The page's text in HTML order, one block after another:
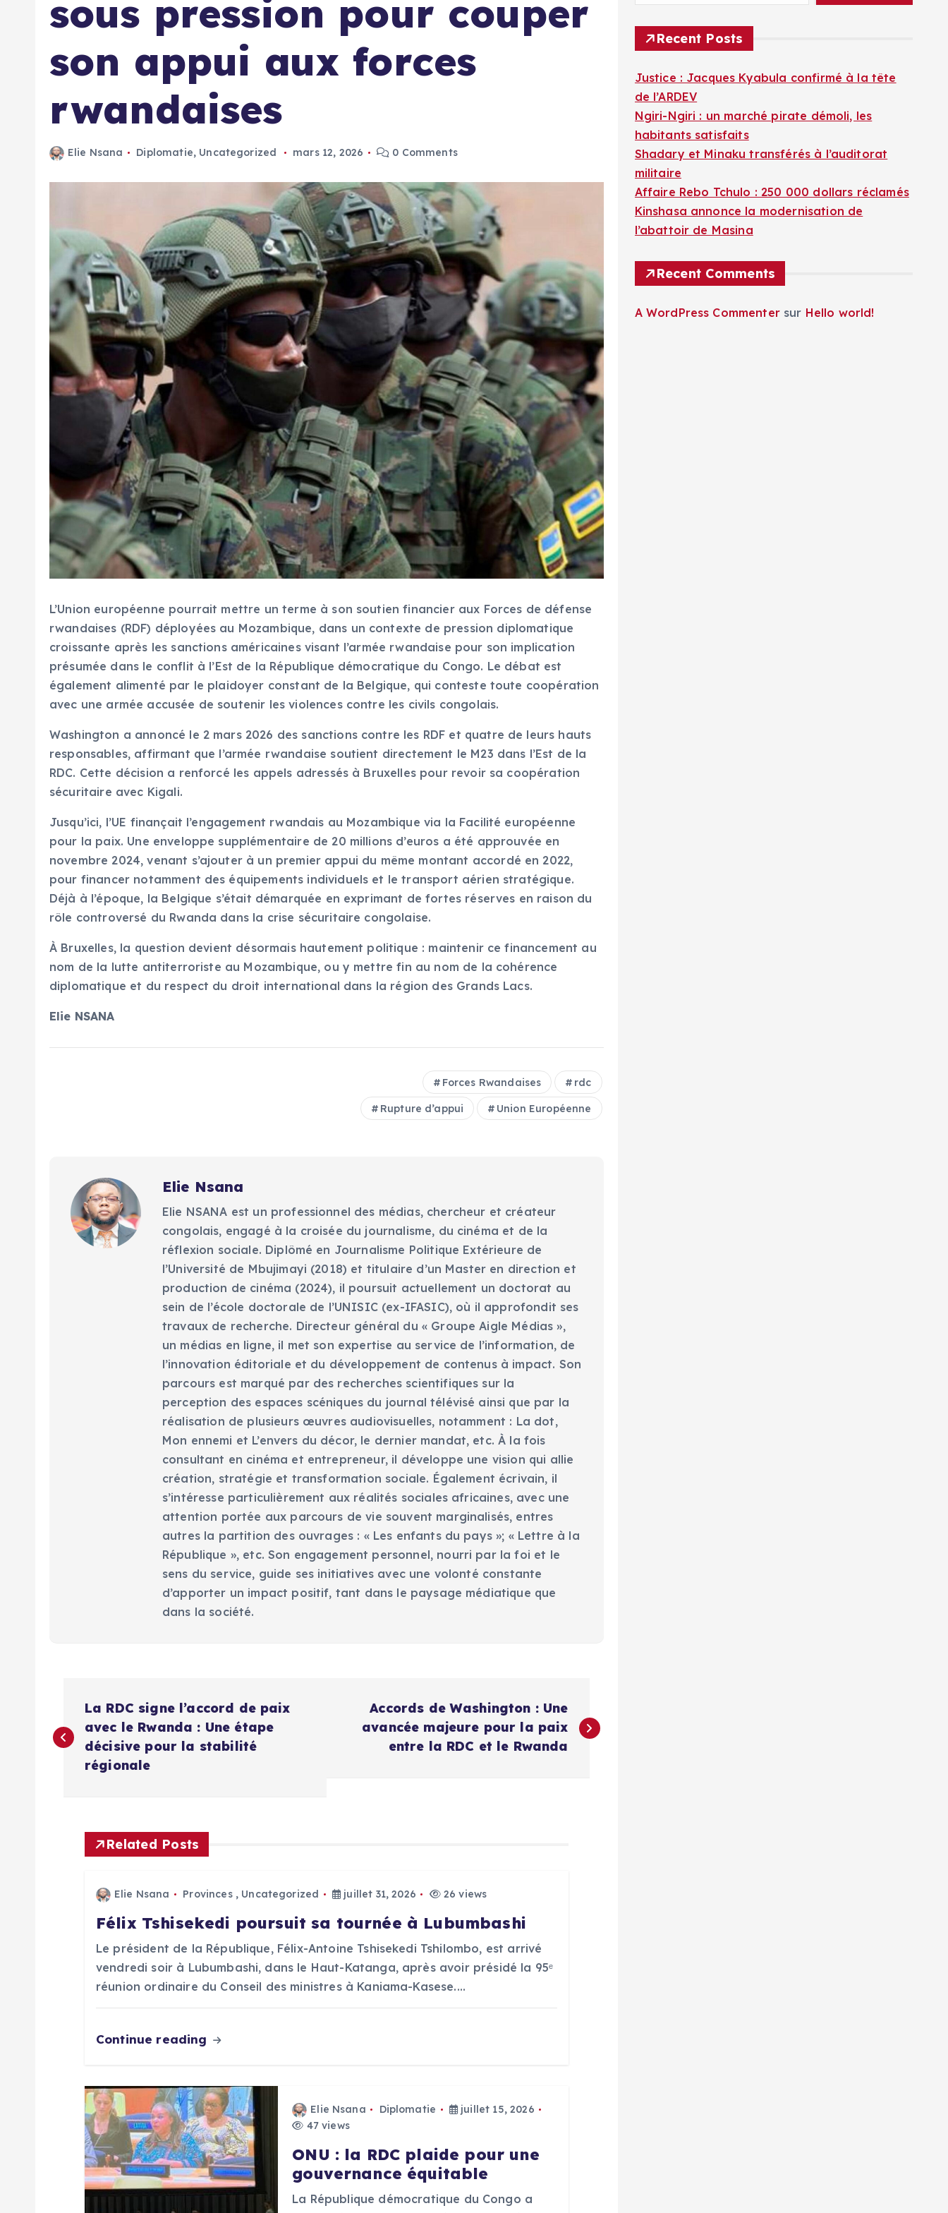
sous pression pour couper
son appui aux forces
rwandaises
Elie Nsana Diplomatie, Uncategorized mars 12, 2026 0 Comments
L’Union européenne pourrait mettre un terme à son soutien financier aux Forces de défense
rwandaises (RDF) déployées au Mozambique, dans un contexte de pression diplomatique
croissante après les sanctions américaines visant l’armée rwandaise pour son implication
présumée dans le conflit à l’Est de la République démocratique du Congo. Le débat est
également alimenté par le plaidoyer constant de la Belgique, qui conteste toute coopération
avec une armée accusée de soutenir les violences contre les civils congolais.
Washington a annoncé le 2 mars 2026 des sanctions contre les RDF et quatre de leurs hauts
responsables, affirmant que l’armée rwandaise soutient directement le M23 dans l’Est de la
RDC. Cette décision a renforcé les appels adressés à Bruxelles pour revoir sa coopération
sécuritaire avec Kigali.
Jusqu’ici, l’UE finançait l’engagement rwandais au Mozambique via la Facilité européenne
pour la paix. Une enveloppe supplémentaire de 20 millions d’euros a été approuvée en
novembre 2024, venant s’ajouter à un premier appui du même montant accordé en 2022,
pour financer notamment des équipements individuels et le transport aérien stratégique.
Déjà à l’époque, la Belgique s’était démarquée en exprimant de fortes réserves en raison du
rôle controversé du Rwanda dans la crise sécuritaire congolaise.
À Bruxelles, la question devient désormais hautement politique : maintenir ce financement au
nom de la lutte antiterroriste au Mozambique, ou y mettre fin au nom de la cohérence
diplomatique et du respect du droit international dans la région des Grands Lacs.
Elie NSANA
Forces Rwandaises rdc
Rupture d’appui Union Européenne
Elie Nsana
Elie NSANA est un professionnel des médias, chercheur et créateur
congolais, engagé à la croisée du journalisme, du cinéma et de la
réflexion sociale. Diplômé en Journalisme Politique Extérieure de
l’Université de Mbujimayi (2018) et titulaire d’un Master en direction et
production de cinéma (2024), il poursuit actuellement un doctorat au
sein de l’école doctorale de l’UNISIC (ex-IFASIC), où il approfondit ses
travaux de recherche. Directeur général du « Groupe Aigle Médias »,
un médias en ligne, il met son expertise au service de l’information, de
l’innovation éditoriale et du développement de contenus à impact. Son
parcours est marqué par des recherches scientifiques sur la
perception des espaces scéniques du journal télévisé ainsi que par la
réalisation de plusieurs œuvres audiovisuelles, notamment : La dot,
Mon ennemi et L’envers du décor, le dernier mandat, etc. À la fois
consultant en cinéma et entrepreneur, il développe une vision qui allie
création, stratégie et transformation sociale. Également écrivain, il
s’intéresse particulièrement aux réalités sociales africaines, avec une
attention portée aux parcours de vie souvent marginalisés, entres
autres la partition des ouvrages : « Les enfants du pays »; « Lettre à la
République », etc. Son engagement personnel, nourri par la foi et le
sens du service, guide ses initiatives avec une volonté constante
d’apporter un impact positif, tant dans le paysage médiatique que
dans la société.
a
La RDC signe l’accord de paix
avec le Rwanda : Une étape
décisive pour la stabilité
régionale
Accords de Washington : Une
avancée majeure pour la paix
entre la RDC et le Rwanda
Related Posts
Elie Nsana Provinces, Uncategorized juillet 31, 2026 26 views
Félix Tshisekedi poursuit sa tournée à Lubumbashi
Le président de la République, Félix-Antoine Tshisekedi Tshilombo, est arrivé
vendredi soir à Lubumbashi, dans le Haut-Katanga, après avoir présidé la 95ᵉ
réunion ordinaire du Conseil des ministres à Kaniama-Kasese.…
Continue reading
Elie Nsana Diplomatie
juillet 15, 2026
47 views
ONU : la RDC plaide pour une
gouvernance équitable
La République démocratique du Congo a
Recent Posts
Justice : Jacques Kyabula confirmé à la tête
de l’ARDEV
Ngiri-Ngiri : un marché pirate démoli, les
habitants satisfaits
Shadary et Minaku transférés à l’auditorat
militaire
Affaire Rebo Tchulo : 250 000 dollars réclamés
Kinshasa annonce la modernisation de
l’abattoir de Masina
Recent Comments
A WordPress Commentersur Hello world!